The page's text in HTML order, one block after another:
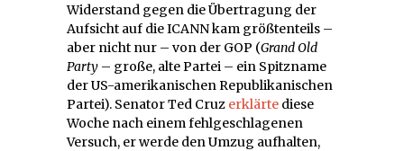
Widerstand gegen die Übertragung der
Aufsicht auf die ICANN kam größtenteils –
aber nicht nur – von der GOP (Grand Old
Party – große, alte Partei – ein Spitzname
der US-amerikanischen Republikanischen
Partei). Senator Ted Cruz erklärte diese
Woche nach einem fehlgeschlagenen
Versuch, er werde den Umzug aufhalten,